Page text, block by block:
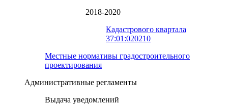
2018-2020
Кадастрового квартала
37:01:020210
Местные нормативы градостроительного
проектирования
Административные регламенты
Выдача уведомлений